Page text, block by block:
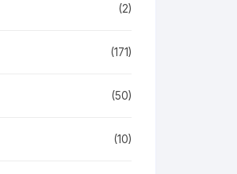
(2)
(171)
(50)
(10)